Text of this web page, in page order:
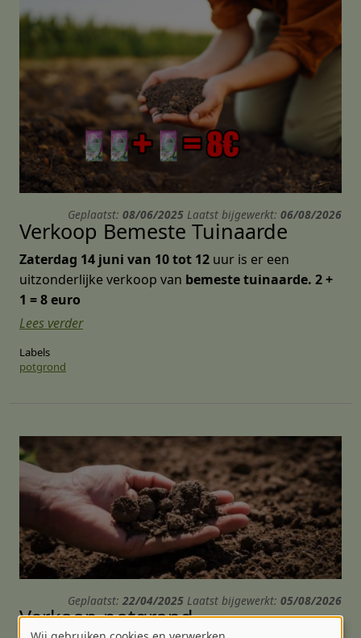
Geplaatst: 08/06/2025 Laatst bijgewerkt: 06/08/2026
Verkoop Bemeste Tuinaarde
Zaterdag 14 juni van 10 tot 12 uur is er een
uitzonderlijke verkoop van bemeste tuinaarde. 2 +
1 = 8 euro
Lees verder
Labels
potgrond
Geplaatst: 22/04/2025 Laatst bijgewerkt: 05/08/2026
Verkoop potgrond